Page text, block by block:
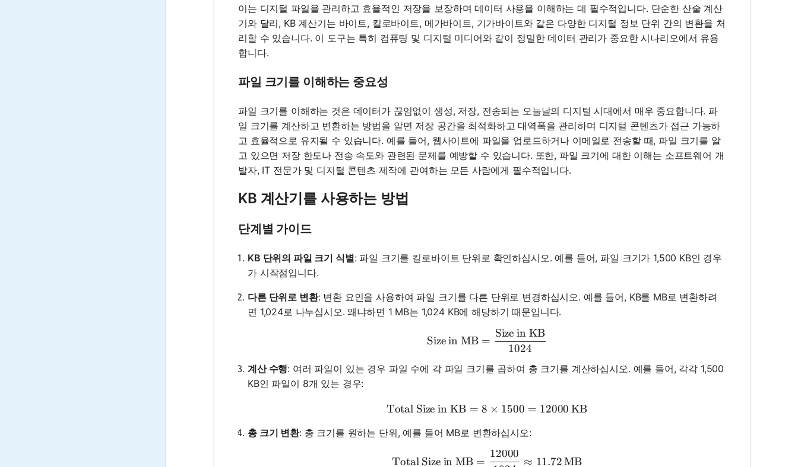
이는 디지털 파일을 관리하고 효율적인 저장을 보장하며 데이터 사용을 이해하는 데 필수적입니다. 단순한 산술 계산
기와 달리, KB 계산기는 바이트, 킬로바이트, 메가바이트, 기가바이트와 같은 다양한 디지털 정보 단위 간의 변환을 처
리할 수 있습니다. 이 도구는 특히 컴퓨팅 및 디지털 미디어와 같이 정밀한 데이터 관리가 중요한 시나리오에서 유용
합니다.
파일 크기를 이해하는 중요성
파일 크기를 이해하는 것은 데이터가 끊임없이 생성, 저장, 전송되는 오늘날의 디지털 시대에서 매우 중요합니다. 파
일 크기를 계산하고 변환하는 방법을 알면 저장 공간을 최적화하고 대역폭을 관리하며 디지털 콘텐츠가 접근 가능하
고 효율적으로 유지될 수 있습니다. 예를 들어, 웹사이트에 파일을 업로드하거나 이메일로 전송할 때, 파일 크기를 알
고 있으면 저장 한도나 전송 속도와 관련된 문제를 예방할 수 있습니다. 또한, 파일 크기에 대한 이해는 소프트웨어 개
발자, IT 전문가 및 디지털 콘텐츠 제작에 관여하는 모든 사람에게 필수적입니다.
KB 계산기를 사용하는 방법
단계별 가이드
KB 단위의 파일 크기 식별: 파일 크기를 킬로바이트 단위로 확인하십시오. 예를 들어, 파일 크기가 1,500 KB인 경우
가 시작점입니다.
다른 단위로 변환: 변환 요인을 사용하여 파일 크기를 다른 단위로 변경하십시오. 예를 들어, KB를 MB로 변환하려
면 1,024로 나누십시오. 왜냐하면 1 MB는 1,024 KB에 해당하기 때문입니다.
\text{Size in MB} = \frac{\text{Size in KB}}{1024}
Size in MB =
1024
Size in KB
계산 수행: 여러 파일이 있는 경우 파일 수에 각 파일 크기를 곱하여 총 크기를 계산하십시오. 예를 들어, 각각 1,500
KB인 파일이 8개 있는 경우:
\text{Total Size in KB} = 8 \times 1500 = 12000 \, \text{KB}
Total Size in KB = 8 × 1500 = 12000 KB
총 크기 변환: 총 크기를 원하는 단위, 예를 들어 MB로 변환하십시오:
\text{Total Size in MB} = \frac{12000}{1024} \approx
Total Size in MB =
12000
≈ 11.72MB